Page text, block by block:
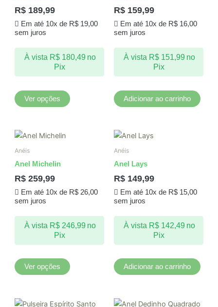
R$ 189,99
Em até 10x de R$19,00
sem juros
À vista R$180,49 no
Pix
Ver opções
As
podem
ser
página
R$ 159,99
Em até 10x de R$16,00
sem juros
À vista R$151,99 no
Pix
Adicionar ao carrinho
Anéis
Anel Michelin
R$ 259,99
Em até 10x de R$26,00
sem juros
À vista R$246,99 no
Pix
Ver opções
As
podem
ser
página
Anéis
Anel Lays
R$ 149,99
Em até 10x de R$15,00
sem juros
À vista R$142,49 no
Pix
Adicionar ao carrinho